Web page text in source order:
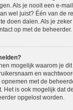
Als je nooit een e-
wel juist? Één van de
doen dalen. Als je
op met de beheerder.
mogelijk waarom je
en
met de
Het is ook mogelijk dat
opgelost worden.